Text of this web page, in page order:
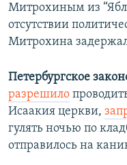
Митрохиным из
отсутствии
Митрохина
Петербургское
разрешило
Исаакия церкви,
гулять ночью по
отправилось на